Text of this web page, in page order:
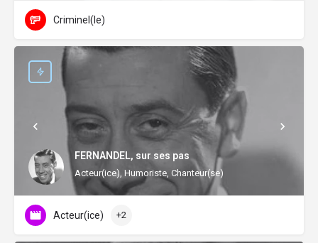
Criminel(le)
FERNANDEL, sur ses pas
Acteur(ice), Humoriste, Chanteur(se)
Acteur(ice) +2